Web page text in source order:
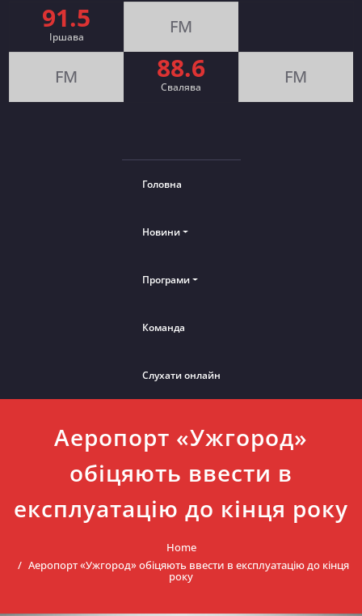
91.5
Іршава FM
FM 88.6
Cвалява FM
Головна
Новини
Програми
Команда
Слухати онлайн
Аеропорт «Ужгород»
обіцяють ввести в
експлуатацію до кінця року
Home
Аеропорт «Ужгород» обіцяють ввести в експлуатацію до кінця
року